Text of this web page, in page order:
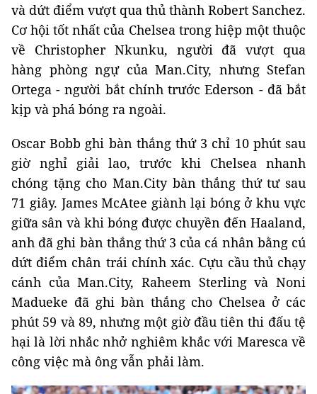
và dứt điểm vượt qua thủ thành Robert Sanchez.
Cơ hội tốt nhất của Chelsea trong hiệp một thuộc
về Christopher Nkunku, người đã vượt qua
hàng phòng ngự của Man.City, nhưng Stefan
Ortega - người bắt chính trước Ederson - đã bắt
kịp và phá bóng ra ngoài.
Oscar Bobb ghi bàn thắng thứ 3 chỉ 10 phút sau
giờ nghỉ giải lao, trước khi Chelsea nhanh
chóng tặng cho Man.City bàn thắng thứ tư sau
71 giây. James McAtee giành lại bóng ở khu vực
giữa sân và khi bóng được chuyền đến Haaland,
anh đã ghi bàn thắng thứ 3 của cá nhân bằng cú
dứt điểm chân trái chính xác. Cựu cầu thủ chạy
cánh của Man.City, Raheem Sterling và Noni
Madueke đã ghi bàn thắng cho Chelsea ở các
phút 59 và 89, nhưng một giờ đầu tiên thi đấu tệ
hại là lời nhắc nhở nghiêm khắc với Maresca về
công việc mà ông vẫn phải làm.